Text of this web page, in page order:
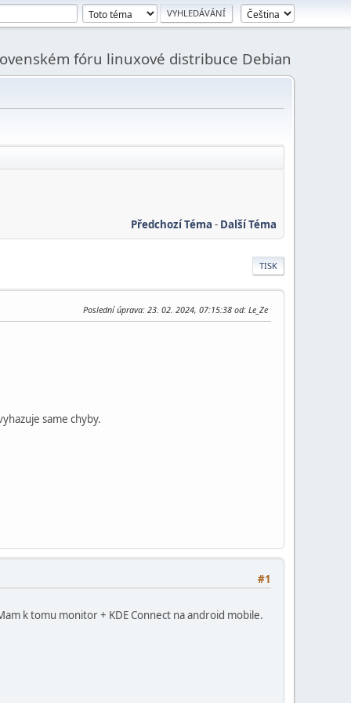
fóru linuxové distribuce Debian
Předchozí Téma - Další Téma
TISK
Poslední úprava: 23. 02. 2024, 07:15:38 od: Le_Ze
same chyby.
#1
k tomu monitor + KDE Connect na android mobile.